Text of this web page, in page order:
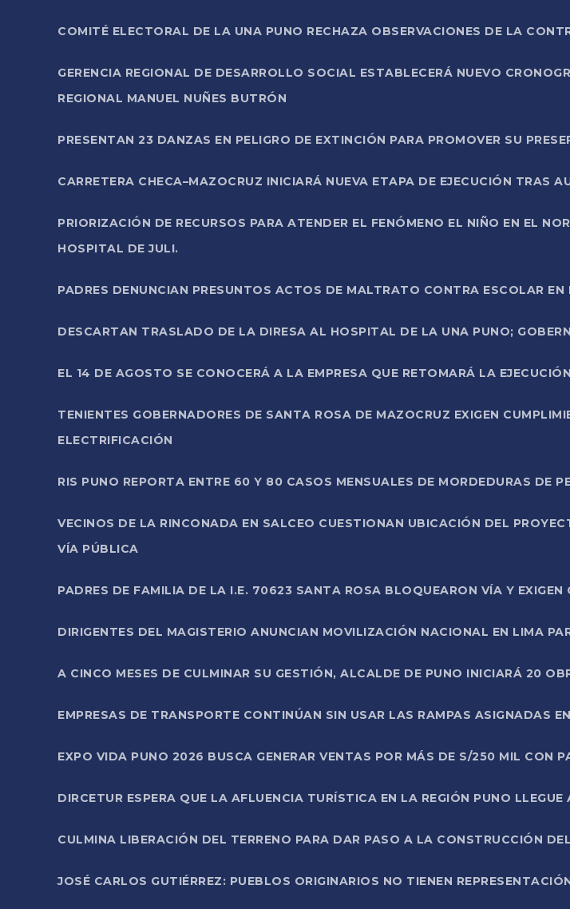
COMITÉ ELECTORAL DE LA UNA PUNO RECHAZA OBSERVACIONES DE LA
GERENCIA REGIONAL DE DESARROLLO SOCIAL ESTABLECERÁ NUEVO
REGIONAL MANUEL NUÑES BUTRÓN
PRESENTAN 23 DANZAS EN PELIGRO DE EXTINCIÓN PARA PROMOVER SU
CARRETERA CHECA–MAZOCRUZ INICIARÁ NUEVA ETAPA DE EJECUCIÓN TRAS
PRIORIZACIÓN DE RECURSOS PARA ATENDER EL FENÓMENO EL NIÑO EN EL
HOSPITAL DE JULI.
PADRES DENUNCIAN PRESUNTOS ACTOS DE MALTRATO CONTRA ESCOLAR
DESCARTAN TRASLADO DE LA DIRESA AL HOSPITAL DE LA UNA PUNO;
EL 14 DE AGOSTO SE CONOCERÁ A LA EMPRESA QUE RETOMARÁ LA
TENIENTES GOBERNADORES DE SANTA ROSA DE MAZOCRUZ EXIGEN
ELECTRIFICACIÓN
RIS PUNO REPORTA ENTRE 60 Y 80 CASOS MENSUALES DE MORDEDURAS DE
VECINOS DE LA RINCONADA EN SALCEO CUESTIONAN UBICACIÓN DEL
VÍA PÚBLICA
PADRES DE FAMILIA DE LA I.E. 70623 SANTA ROSA BLOQUEARON VÍA Y
DIRIGENTES DEL MAGISTERIO ANUNCIAN MOVILIZACIÓN NACIONAL EN LIMA
A CINCO MESES DE CULMINAR SU GESTIÓN, ALCALDE DE PUNO INICIARÁ 20
EMPRESAS DE TRANSPORTE CONTINÚAN SIN USAR LAS RAMPAS ASIGNADAS
EXPO VIDA PUNO 2026 BUSCA GENERAR VENTAS POR MÁS DE S/250 MIL CON
DIRCETUR ESPERA QUE LA AFLUENCIA TURÍSTICA EN LA REGIÓN PUNO
CULMINA LIBERACIÓN DEL TERRENO PARA DAR PASO A LA CONSTRUCCIÓN
JOSÉ CARLOS GUTIÉRREZ: PUEBLOS ORIGINARIOS NO TIENEN